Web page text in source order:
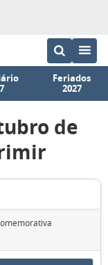
Feriados
2027
de